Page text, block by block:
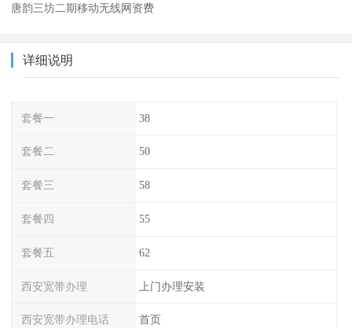
唐韵三坊二期移动无线网资费
详细说明
套餐一 38
套餐二 50
套餐三 58
套餐四 55
套餐五 62
西安宽带办理 上门办理安装
西安宽带办理电话 首页